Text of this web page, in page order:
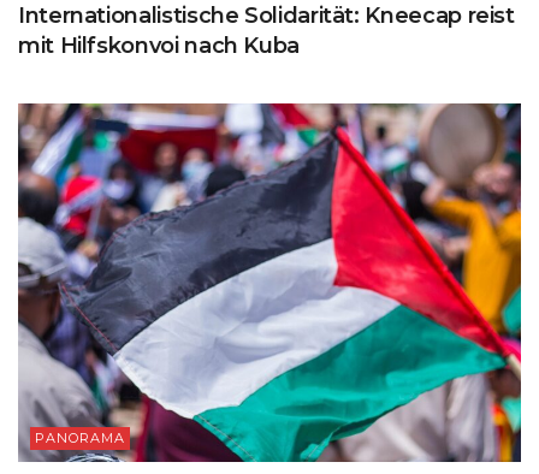
Internationalistische Solidarität: Kneecap reist
mit Hilfskonvoi nach Kuba
PANORAMA